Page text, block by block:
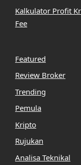
Kalkulator Profit
Fee
Featured
Review Broker
Trending
Pemula
Kripto
Rujukan
Analisa Teknikal